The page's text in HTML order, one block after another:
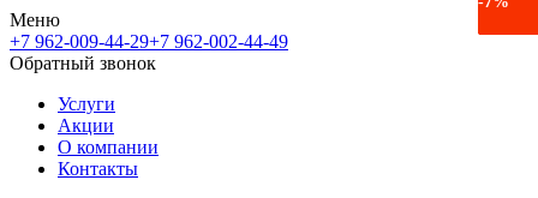
Меню
+7 962-009-44-29+7 962-002-44-49
Обратный звонок
Услуги
Акции
О компании
Контакты